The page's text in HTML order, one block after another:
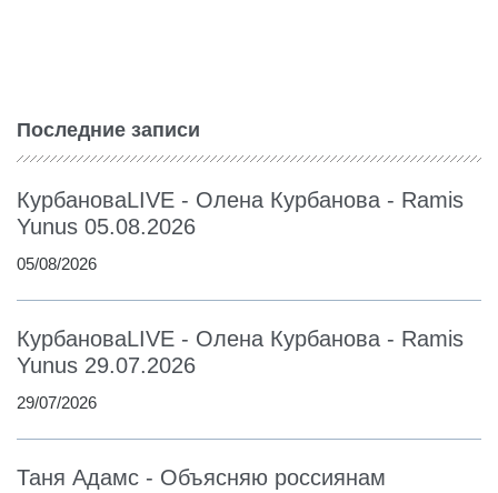
Последние записи
КурбановаLIVE - Олена Курбанова - Ramis
Yunus 05.08.2026
05/08/2026
КурбановаLIVE - Олена Курбанова - Ramis
Yunus 29.07.2026
29/07/2026
Таня Адамс - Объясняю россиянам